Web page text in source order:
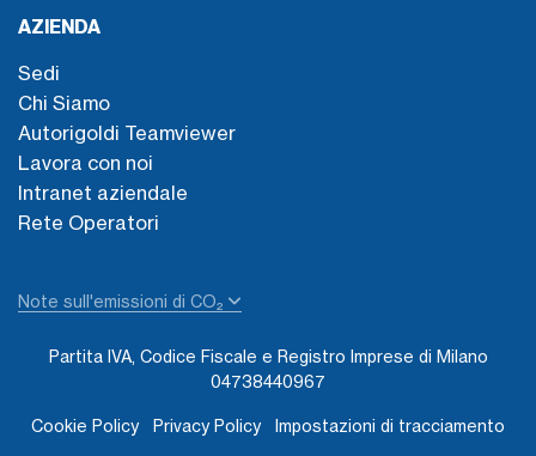
AZIENDA
Sedi
Chi Siamo
Autorigoldi Teamviewer
Lavora con noi
Intranet aziendale
Rete Operatori
Note sull'emissioni di CO₂
Partita IVA, Codice Fiscale e Registro Imprese di Milano
04738440967
Cookie Policy Privacy Policy Impostazioni di tracciamento